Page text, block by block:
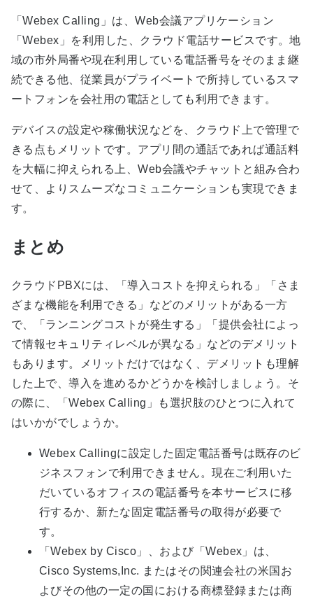
「Webex Calling」は、Web会議アプリケーション
「Webex」を利用した、クラウド電話サービスです。地
域の市外局番や現在利用している電話番号をそのまま継
続できる他、従業員がプライベートで所持しているスマ
ートフォンを会社用の電話としても利用できます。
デバイスの設定や稼働状況などを、クラウド上で管理で
きる点もメリットです。アプリ間の通話であれば通話料
を大幅に抑えられる上、Web会議やチャットと組み合わ
せて、よりスムーズなコミュニケーションも実現できま
す。
まとめ
クラウドPBXには、「導入コストを抑えられる」「さま
ざまな機能を利用できる」などのメリットがある一方
で、「ランニングコストが発生する」「提供会社によっ
て情報セキュリティレベルが異なる」などのデメリット
もあります。メリットだけではなく、デメリットも理解
した上で、導入を進めるかどうかを検討しましょう。そ
の際に、「Webex Calling」も選択肢のひとつに入れて
はいかがでしょうか。
Webex Callingに設定した固定電話番号は既存のビ
ジネスフォンで利用できません。現在ご利用いた
だいているオフィスの電話番号を本サービスに移
行するか、新たな固定電話番号の取得が必要で
す。
「Webex by Cisco」、および「Webex」は、
Cisco Systems,Inc. またはその関連会社の米国お
よびその他の一定の国における商標登録または商